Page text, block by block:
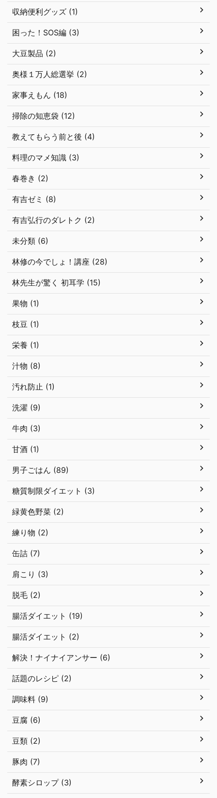
収納便利グッズ (1)
困った！SOS編 (3)
大豆製品 (2)
奥様１万人総選挙 (2)
家事えもん (18)
掃除の知恵袋 (12)
教えてもらう前と後 (4)
料理のマメ知識 (3)
春巻き (2)
有吉ゼミ (8)
有吉弘行のダレトク (2)
未分類 (6)
林修の今でしょ！講座 (28)
林先生が驚く 初耳学 (15)
果物 (1)
枝豆 (1)
栄養 (1)
汁物 (8)
汚れ防止 (1)
洗濯 (9)
牛肉 (3)
甘酒 (1)
男子ごはん (89)
糖質制限ダイエット (3)
緑黄色野菜 (2)
練り物 (2)
缶詰 (7)
肩こり (3)
脱毛 (2)
腸活ダイエット (19)
腸活ダイエット (2)
解決！ナイナイアンサー (6)
話題のレシピ (2)
調味料 (9)
豆腐 (6)
豆類 (2)
豚肉 (7)
酵素シロップ (3)